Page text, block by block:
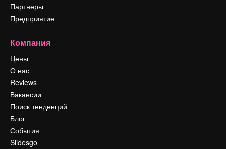
Партнеры
Предприятие
Компания
Цены
О нас
Reviews
Вакансии
Поиск тенденций
Блог
События
Slidesgo